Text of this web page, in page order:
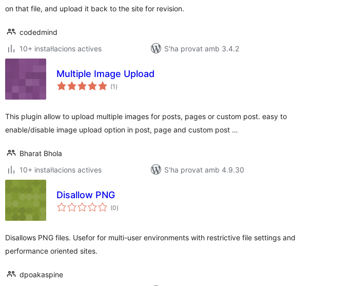
on that file, and upload it back to the site for revision.
codedmind
10+ instal·lacions actives
S'ha provat amb 3.4.2
Multiple Image Upload
(1 puntuacions
totals
)
This plugin allow to upload multiple images for posts, pages or custom post. easy to
enable/disable image upload option in post, page and custom post …
Bharat Bhola
10+ instal·lacions actives
S'ha provat amb 4.9.30
Disallow PNG
(0puntuacions
totals
)
Disallows PNG files. Usefor for multi-user environments with restrictive file settings and
performance oriented sites.
dpoakaspine